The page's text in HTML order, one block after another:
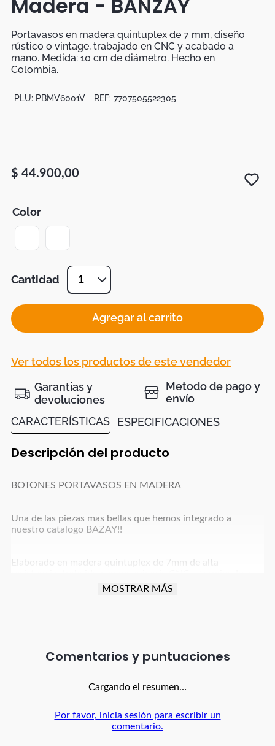
Madera - BANZAY
Portavasos en madera quintuplex de 7 mm, diseño
rústico o vintage, trabajado en CNC y acabado a
mano. Medida: 10 cm de diámetro. Hecho en
Colombia.
PLU: PBMV6001V REF: 7707505522305
$ 44.900,00
Color
Cantidad 1
Agregar al carrito
Ver todos los productos de este vendedor
Garantias y
devoluciones
Metodo de pago y
envío
CARACTERÍSTICAS
ESPECIFICACIONES
Descripción del producto
BOTONES PORTAVASOS EN MADERA
Una de las piezas mas bellas que hemos integrado a
nuestro catalogo BAZAY!!
Elaborado en madera quintuplex de 7mm de alta
mano con acabado rustico o vintage como lo prefieras
MOSTRAR MÁS
Comentarios
Cargando el resumen…
Por favor, inicia sesión para escribir un
comentario.